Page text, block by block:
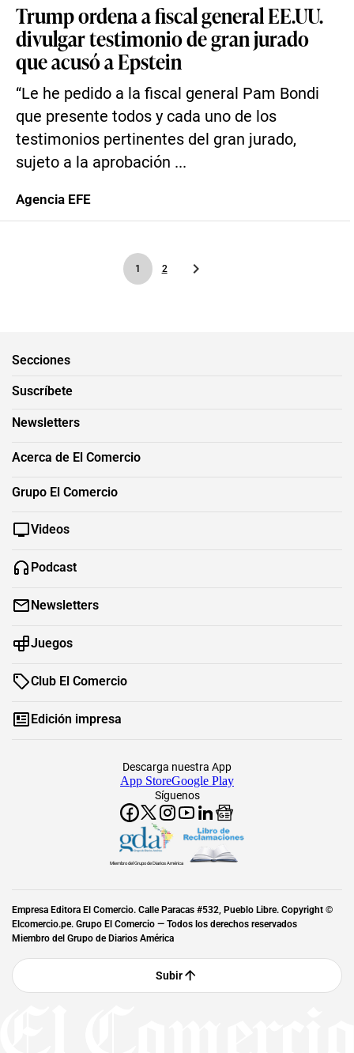
Trump ordena a fiscal general EE.UU.
divulgar testimonio de gran jurado
que acusó a Epstein
“Le he pedido a la fiscal general Pam Bondi
que presente todos y cada uno de los
testimonios pertinentes del gran jurado,
sujeto a la aprobación ...
Agencia EFE
1 2
Secciones
Suscríbete
Newsletters
Acerca de El Comercio
Grupo El Comercio
Videos
Podcast
Newsletters
Juegos
Club El Comercio
Edición impresa
Síguenos
Descarga nuestra App
App StoreGoogle Play
Miembro del Grupo de Diarios América
Empresa Editora El Comercio. Calle Paracas #532, Pueblo Libre. Copyright ©
Elcomercio.pe. Grupo El Comercio — Todos los derechos reservados
Miembro del Grupo de Diarios América
Subir